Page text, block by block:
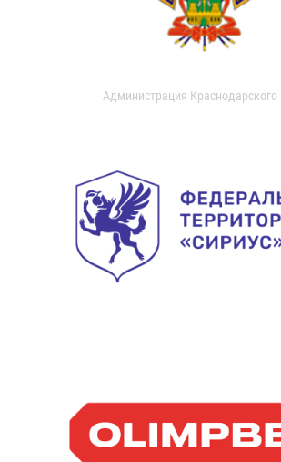
Администрация Краснодарского